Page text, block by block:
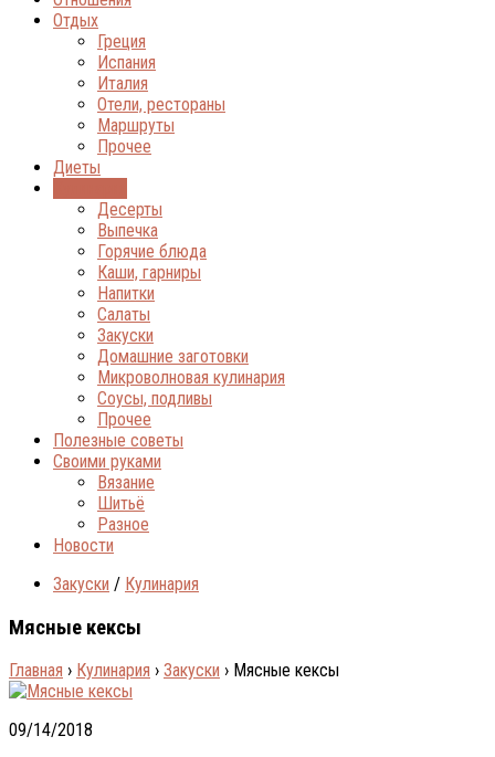
Отдых
Греция
Испания
Италия
Отели, рестораны
Маршруты
Прочее
Диеты
Десерты
Выпечка
Горячие блюда
Каши, гарниры
Напитки
Салаты
Закуски
Домашние заготовки
Микроволновая кулинария
Соусы, подливы
Прочее
Полезные советы
Своими руками
Вязание
Шитьё
Разное
Новости
Закуски / Кулинария
Мясные кексы
Главная › Кулинария › Закуски › Мясные кексы
09/14/2018